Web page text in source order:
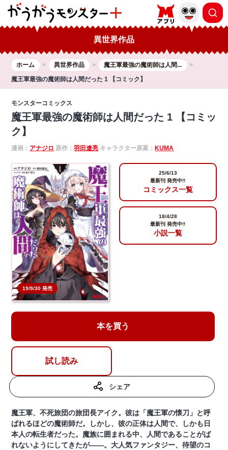
異世界作品
ホーム 異世界作品
魔王軍最強の魔術師は人間...
魔王軍最強の魔術師は人間だった 1 【コミック】
モンスターコミックス
魔王軍最強の魔術師は人間だった 1 【コミッ
ク】
漫画： アナジロ 原作：羽田遼亮 キャラクター原案： KUMA
19/9/30 発売
25/6/13
最新刊 発売中!!
コミックス一覧
18/4/28
最新刊 発売中!!
小説一覧
本を買う
試し読み
シェア
魔王軍、不死旅団の旅団長アイク。彼は「魔王軍の懐刀」と呼
ばれるほどの魔術師だ。しかし、彼の正体は人間で、しかも日
本人の転生者だった。魔族に囲まれる中、人間であることがば
れないようにしてきたが――。大人気ファンタジー、待望のコ